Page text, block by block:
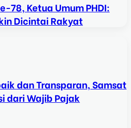
78, Ketua Umum PHDI:
Dicintai Rakyat
dan Transparan, Samsat
dari Wajib Pajak